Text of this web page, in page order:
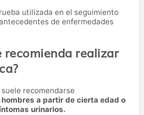
utilizada en el seguimiento
de enfermedades
recomienda realizar
recomendarse
hombres a partir de cierta edad o
urinarios.